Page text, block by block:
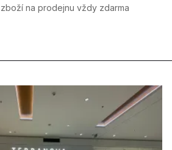
na prodejnu vždy zdarma